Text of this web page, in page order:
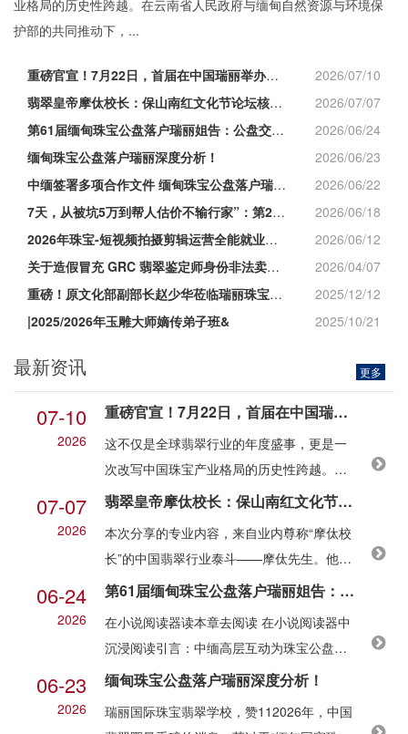
业格局的历史性跨越。在云南省人民政府与缅甸自然资源与环境保
护部的共同推动下，...
重磅官宣！7月22日，首届在中国瑞丽举办的“缅甸
2026/07/10
翡翠皇帝摩㑀校长：保山南红文化节论坛核心观点全分
2026/07/07
第61届缅甸珠宝公盘落户瑞丽姐告：公盘交易规则、
2026/06/24
缅甸珠宝公盘落户瑞丽深度分析！
2026/06/23
中缅签署多项合作文件 缅甸珠宝公盘落户瑞丽 边境
2026/06/22
7天，从被坑5万到帮人估价不输行家”：第223期
2026/06/18
2026年珠宝-短视频拍摄剪辑运营全能就业班招生
2026/06/12
关于造假冒充 GRC 翡翠鉴定师身份非法卖翡翠的
2026/04/07
重磅！原文化部副部长赵少华莅临瑞丽珠宝学校考察，
2025/12/12
|2025/2026年玉雕大师嫡传弟子班&
2025/10/21
最新资讯 更多
07-10
2026
重磅官宣！7月22日，首届在中国瑞丽举办的“缅甸珠宝公盘”开幕！
这不仅是全球翡翠行业的年度盛事，更是一
次改写中国珠宝产业格局的历史性跨越。在
云南省人民政府与缅甸自然资源与环境保护
缅甸珠宝
07-07
2026
翡翠皇帝摩㑀校长：保山南红文化节论坛核心观点全分享！
本次分享的专业内容，来自业内尊称“摩㑀校
长”的中国翡翠行业泰斗——摩㑀先生。他是
珠宝玉石总工程师、知名玉商学者，现任云
长，同
06-24
2026
第61届缅甸珠宝公盘落户瑞丽姐告：公盘交易规则、政策红利与投资机遇全解读！
在小说阅读器读本章去阅读 在小说阅读器中
沉浸阅读引言：中缅高层互动为珠宝公盘落
地奠定
06-23
2026
缅甸珠宝公盘落户瑞丽深度分析！
瑞丽国际珠宝翡翠学校，赞112026年，中国